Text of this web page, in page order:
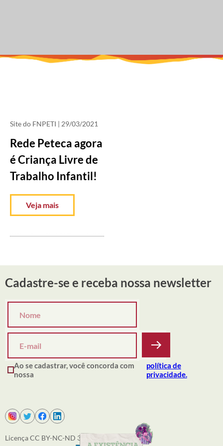
Site do FNPETI | 29/03/2021
Rede Peteca agora
é Criança Livre de
Trabalho Infantil!
Veja mais
Cadastre-se e receba nossa newsletter
Ao se cadastrar, você concorda com
nossa
política de
privacidade.
Licença CC BY-NC-ND 3.0